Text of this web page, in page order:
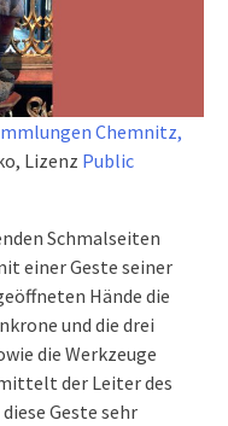
Chemnitz,
Lizenz Public
Schmalseiten
einer Geste seiner
Hände die
und die drei
die Werkzeuge
der Leiter des
Geste sehr